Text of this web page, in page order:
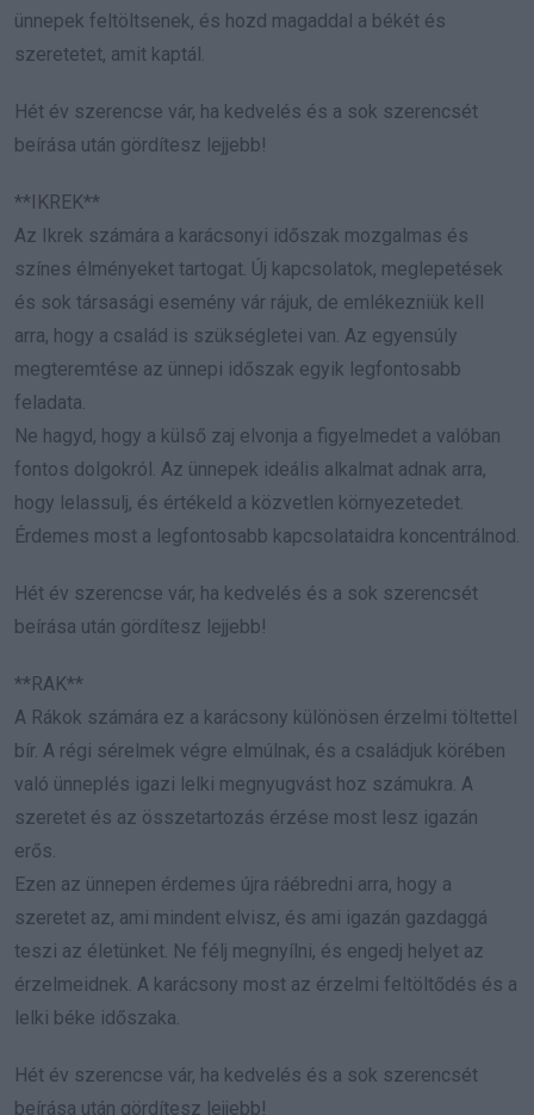
ünnepek feltöltsenek, és hozd magaddal a békét és
szeretetet, amit kaptál.
Hét év szerencse vár, ha kedvelés és a sok szerencsét
beírása után gördítesz lejjebb!
**IKREK**
Az Ikrek számára a karácsonyi időszak mozgalmas és
színes élményeket tartogat. Új kapcsolatok, meglepetések
és sok társasági esemény vár rájuk, de emlékezniük kell
arra, hogy a család is szükségletei van. Az egyensúly
megteremtése az ünnepi időszak egyik legfontosabb
feladata.
Ne hagyd, hogy a külső zaj elvonja a figyelmedet a valóban
fontos dolgokról. Az ünnepek ideális alkalmat adnak arra,
hogy lelassulj, és értékeld a közvetlen környezetedet.
Érdemes most a legfontosabb kapcsolataidra koncentrálnod.
Hét év szerencse vár, ha kedvelés és a sok szerencsét
beírása után gördítesz lejjebb!
**RAK**
A Rákok számára ez a karácsony különösen érzelmi töltettel
bír. A régi sérelmek végre elmúlnak, és a családjuk körében
való ünneplés igazi lelki megnyugvást hoz számukra. A
szeretet és az összetartozás érzése most lesz igazán
erős.
Ezen az ünnepen érdemes újra ráébredni arra, hogy a
szeretet az, ami mindent elvisz, és ami igazán gazdaggá
teszi az életünket. Ne félj megnyílni, és engedj helyet az
érzelmeidnek. A karácsony most az érzelmi feltöltődés és a
lelki béke időszaka.
Hét év szerencse vár, ha kedvelés és a sok szerencsét
beírása után gördítesz lejjebb!